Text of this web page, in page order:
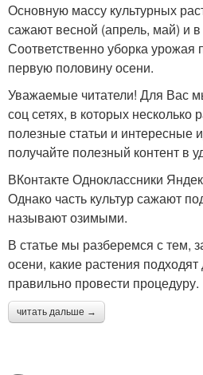
Основную массу культурных
сажают весной (апрель, май) и в
Соответственно уборка урожая
первую половину осени.
Уважаемые читатели! Для Вас
соц сетях, в которых несколько
полезные статьи и интересные
получайте полезный контент в
ВКонтакте Одноклассники
Однако часть культур сажают
называют озимыми.
В статье мы разберемся с тем,
осени, какие растения
правильно провести процедуру.
читать дальше →